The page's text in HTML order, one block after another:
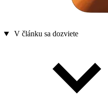
V článku sa dozviete